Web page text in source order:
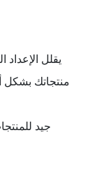
يقلل الإعداد
منتجاتك بشكل
جيد